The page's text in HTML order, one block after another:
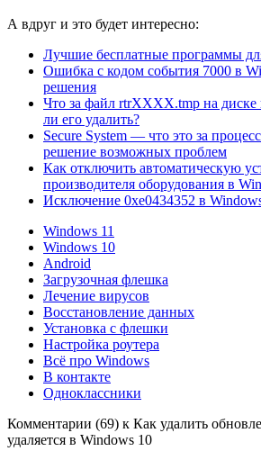
А вдруг и это будет интересно:
Лучшие бесплатные программы
Ошибка с кодом события 7000 в
решения
Что за файл rtrXXXX.tmp на
ли его удалить?
Secure System — что это за
решение возможных проблем
Как отключить автоматическую
производителя оборудования в
Исключение 0xe0434352 в
Windows 11
Windows 10
Android
Загрузочная флешка
Лечение вирусов
Восстановление данных
Установка с флешки
Настройка роутера
Всё про Windows
В контакте
Одноклассники
Комментарии (69) к Как удалить
удаляется в Windows 10